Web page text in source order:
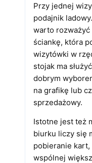
Przy jednej
podajnik
warto
ściankę, która
wizytówki w
stojak ma
dobrym
na grafikę lub
sprzedażowy.
Istotne jest też
biurku liczy się
pobieranie
wspólnej